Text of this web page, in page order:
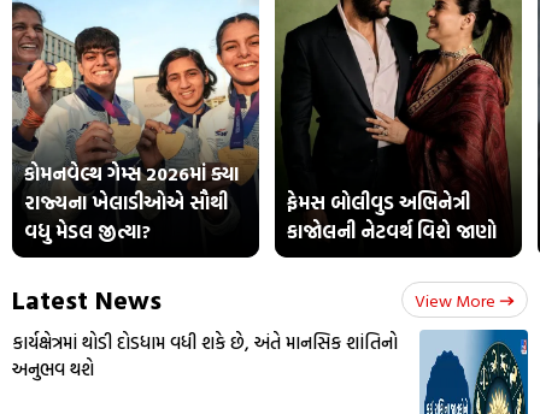
કોમનવેલ્થ ગેમ્સ 2026માં ક્યા
રાજ્યના ખેલાડીઓએ સૌથી
વધુ મેડલ જીત્યા?
ફેમસ બોલીવુડ અભિનેત્રી
કાજોલની નેટવર્થ વિશે જાણો
Latest News View More
કાર્યક્ષેત્રમાં થોડી દોડધામ વધી શકે છે, અંતે માનસિક શાંતિનો
અનુભવ થશે